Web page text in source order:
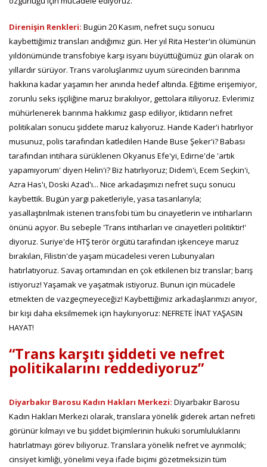
Direnişin Renkleri: Bugün 20 Kasım, nefret suçu sonucu
kaybettiğimiz transları andığımız gün. Her yıl Rita Hester'in ölümünün
yıldönümünde transfobiye karşı isyanı büyüttüğümüz gün olarak on
yıllardır sürüyor. Trans varoluşlarımız uyum sürecinden barınma
hakkına kadar yaşamın her anında hedef altında. Eğitime erişemiyor,
zorunlu seks işçiliğine maruz bırakılıyor, gettolara itiliyoruz. Evlerimiz
mühürlenerek barınma hakkımız gasp ediliyor, iktidarın nefret
politikaları sonucu şiddete maruz kalıyoruz. Hande Kader'i hatırlıyor
musunuz, polis tarafından katledilen Hande Buse Şeker'i? Babası
tarafından intihara sürüklenen Okyanus Efe'yi, Edirne'de 'artık
yapamıyorum' diyen Helin'i? Biz hatırlıyoruz; Didem'i, Ecem Seçkin'i,
Azra Has'ı, Doski Azad'ı... Nice arkadaşımızı nefret suçu sonucu
kaybettik. Bugün yargı paketleriyle, yasa tasarılarıyla;
yasallaştırılmak istenen transfobi tüm bu cinayetlerin ve intiharların
önünü açıyor. Bu sebeple 'Trans intiharları ve cinayetleri politiktir!'
diyoruz. Suriye'de HTŞ terör örgütü tarafından işkenceye maruz
bırakılan, Filistin'de yaşam mücadelesi veren Lubunyaları
hatırlatıyoruz. Savaş ortamından en çok etkilenen biz translar; barış
istiyoruz! Yaşamak ve yaşatmak istiyoruz. Bunun için mücadele
etmekten de vazgeçmeyeceğiz! Kaybettiğimiz arkadaşlarımızı anıyor,
bir kişi daha eksilmemek için haykırıyoruz: NEFRETE İNAT YAŞASIN
HAYAT!
“Trans karşıtı şiddeti ve nefret
politikalarını reddediyoruz”
Diyarbakır Barosu Kadın Hakları Merkezi: Diyarbakır Barosu
Kadın Hakları Merkezi olarak, translara yönelik giderek artan nefreti
görünür kılmayı ve bu şiddet biçimlerinin hukuki sorumluluklarını
hatırlatmayı görev biliyoruz. Translara yönelik nefret ve ayrımcılık;
cinsiyet kimliği, yönelimi veya ifade biçimi gözetmeksizin tüm